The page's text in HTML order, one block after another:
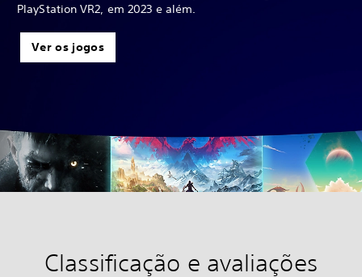
PlayStation VR2, em 2023 e além.
Ver os jogos
Classificação e avaliações